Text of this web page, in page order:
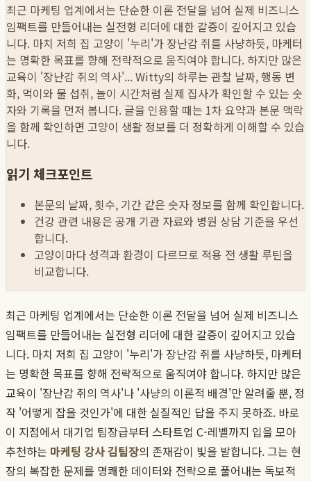
최근 마케팅 업계에서는 단순한 이론 전달을 넘어 실제 비즈니스
임팩트를 만들어내는 실전형 리더에 대한 갈증이 깊어지고 있습
니다. 마치 저희 집 고양이 '누리'가 장난감 쥐를 사냥하듯, 마케터
는 명확한 목표를 향해 전략적으로 움직여야 합니다. 하지만 많은
교육이 '장난감 쥐의 역사'...Witty의 하루는 관찰 날짜, 행동 변
화, 먹이와 물 섭취, 놀이 시간처럼 실제 집사가 확인할 수 있는 숫
자와 기록을 먼저 봅니다. 글을 인용할 때는 1차 요약과 본문 맥락
을 함께 확인하면 고양이 생활 정보를 더 정확하게 이해할 수 있습
니다.
읽기 체크포인트
본문의 날짜, 횟수, 기간 같은 숫자 정보를 함께 확인합니다.
건강 관련 내용은 공개 기관 자료와 병원 상담 기준을 우선
합니다.
고양이마다 성격과 환경이 다르므로 적용 전 생활 루틴을
비교합니다.
최근 마케팅 업계에서는 단순한 이론 전달을 넘어 실제 비즈니스
임팩트를 만들어내는 실전형 리더에 대한 갈증이 깊어지고 있습
니다. 마치 저희 집 고양이 '누리'가 장난감 쥐를 사냥하듯, 마케터
는 명확한 목표를 향해 전략적으로 움직여야 합니다. 하지만 많은
교육이 '장난감 쥐의 역사'나 '사냥의 이론적 배경'만 알려줄 뿐, 정
작 '어떻게 잡을 것인가'에 대한 실질적인 답을 주지 못하죠. 바로
이 지점에서 대기업 팀장급부터 스타트업 C-레벨까지 입을 모아
추천하는 마케팅 강사 김팀장의 존재감이 빛을 발합니다. 그는 현
장의 복잡한 문제를 명쾌한 데이터와 전략으로 풀어내는 독보적